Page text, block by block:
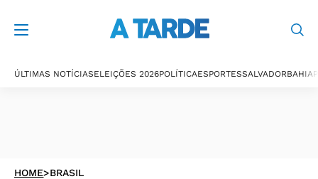
ÚLTIMAS NOTÍCIASELEIÇÕES 2026POLÍTICAESPORTESSALVADORBAHIA
HOME>BRASIL